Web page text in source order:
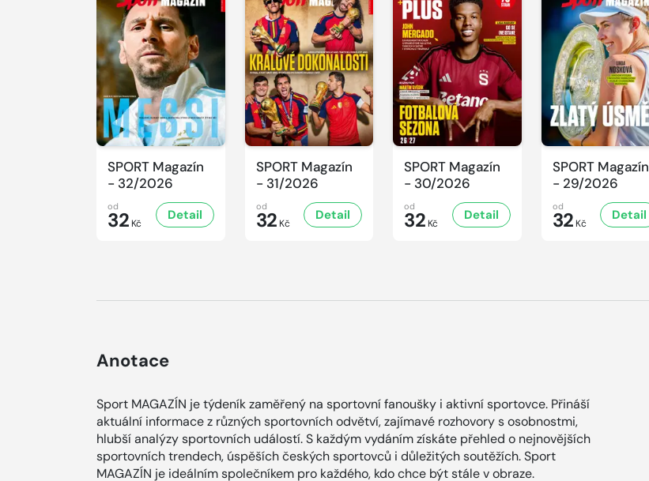
SPORT Magazín
- 32/2026
od
32 Kč
Detail
SPORT Magazín
- 31/2026
od
32 Kč
Detail
SPORT Magazín
- 30/2026
od
32 Kč
Detail
SPORT Magazín
- 29/2026
od
32 Kč
Detail
Anotace
Sport MAGAZÍN je týdeník zaměřený na sportovní fanoušky i aktivní sportovce. Přináší
aktuální informace z různých sportovních odvětví, zajímavé rozhovory s osobnostmi,
hlubší analýzy sportovních událostí. S každým vydáním získáte přehled o nejnovějších
sportovních trendech, úspěších českých sportovců i důležitých soutěžích. Sport
MAGAZÍN je ideálním společníkem pro každého, kdo chce být stále v obraze.